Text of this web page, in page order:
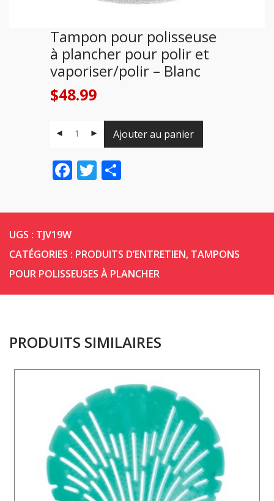
Tampon pour polisseuse
à plancher pour polir et
vaporiser/polir – Blanc
$48.99
Ajouter au panier
Facebook
Twitter
Share
UGS : TJV19W
CATÉGORIES : PRODUITS D’ENTRETIEN, TAMPONS
POUR POLISSEUSES À PLANCHER
PRODUITS SIMILAIRES